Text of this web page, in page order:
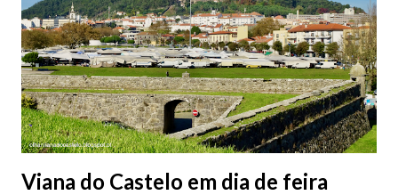
Viana do Castelo em dia de feira